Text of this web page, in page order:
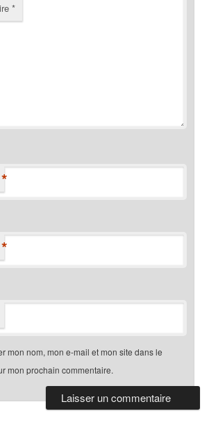
*
*
*
mon nom, mon e-mail et mon site dans le
mon prochain commentaire.